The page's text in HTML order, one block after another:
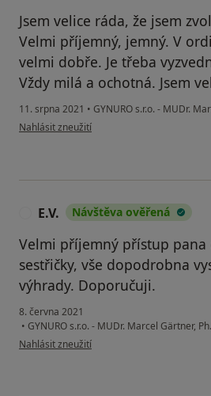
Jsem velice ráda, že jsem
Velmi příjemný, jemný. V
velmi dobře. Je třeba
Vždy milá a ochotná. Jsem
11. srpna 2021 • GYNURO s.r.o. - MUDr.
podle názoru uživatele J.K.
Nahlásit zneužití
E.V. Návštěva ověřená
Velmi příjemný přístup pana
sestřičky, vše dopodrobna
výhrady. Doporučuji.
8. června 2021
• GYNURO s.r.o. - MUDr. Marcel Gärtner,
podle názoru uživatele E.V.
Nahlásit zneužití